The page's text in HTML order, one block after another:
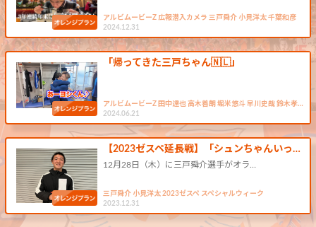
アルビムービーZ 広報潜入カメラ 三戸舜介 小見洋太 千葉和彦
2024.12.31
「帰ってきた三戸ちゃん🇳🇱」
アルビムービーZ 田中達也 高木善朗 堀米悠斗 早川史哉 鈴木孝…
2024.06.21
【2023ゼスペ延長戦】「シュンちゃんいっ…
12月28日（木）に三戸舜介選手がオラ…
三戸舜介 小見洋太 2023ゼスペ スペシャルウィーク
2023.12.31